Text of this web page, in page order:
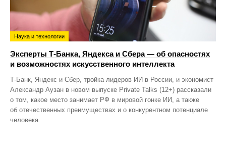
Наука и технологии
Эксперты Т-Банка, Яндекса и Сбера — об опасностях
и возможностях искусственного интеллекта
Т-Банк, Яндекс и Сбер, тройка лидеров ИИ в России, и экономист
Александр Аузан в новом выпуске Private Talks (12+) рассказали
о том, какое место занимает РФ в мировой гонке ИИ, а также
об отечественных преимуществах и о конкурентном потенциале
человека.